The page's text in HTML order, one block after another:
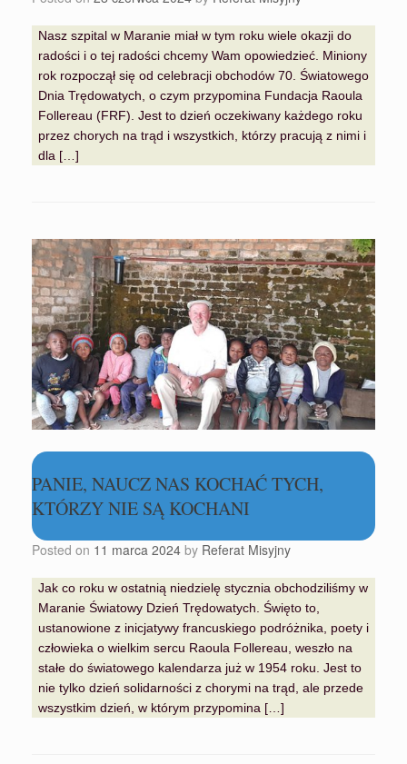
Nasz szpital w Maranie miał w tym roku wiele okazji do
radości i o tej radości chcemy Wam opowiedzieć. Miniony
rok rozpoczął się od celebracji obchodów 70. Światowego
Dnia Trędowatych, o czym przypomina Fundacja Raoula
Follereau (FRF). Jest to dzień oczekiwany każdego roku
przez chorych na trąd i wszystkich, którzy pracują z nimi i
dla […]
PANIE, NAUCZ NAS KOCHAĆ TYCH,
KTÓRZY NIE SĄ KOCHANI
Posted on 11 marca 2024 by Referat Misyjny
Jak co roku w ostatnią niedzielę stycznia obchodziliśmy w
Maranie Światowy Dzień Trędowatych. Święto to,
ustanowione z inicjatywy francuskiego podróżnika, poety i
człowieka o wielkim sercu Raoula Follereau, weszło na
stałe do światowego kalendarza już w 1954 roku. Jest to
nie tylko dzień solidarności z chorymi na trąd, ale przede
wszystkim dzień, w którym przypomina […]